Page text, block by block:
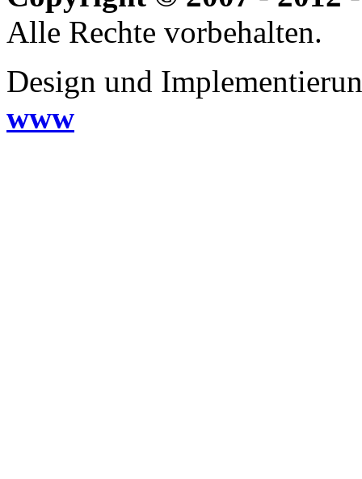
Alle Rechte vorbehalten.
Design und
www